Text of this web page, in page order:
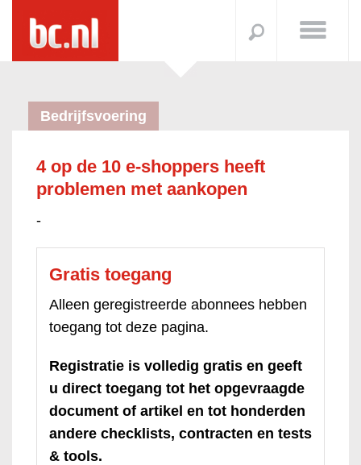
Bedrijfsvoering
4 op de 10 e-shoppers heeft
problemen met aankopen
-
Gratis toegang
Alleen geregistreerde abonnees hebben
toegang tot deze pagina.
Registratie is volledig gratis en geeft
u direct toegang tot het opgevraagde
document of artikel en tot honderden
andere checklists, contracten en tests
& tools.